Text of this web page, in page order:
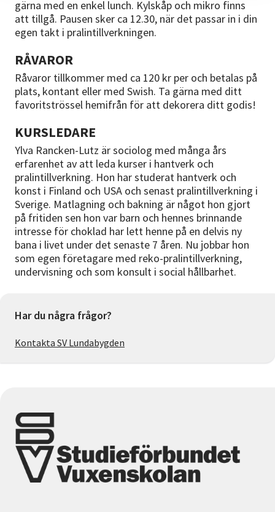
gärna med en enkel lunch. Kylskåp och mikro finns
att tillgå. Pausen sker ca 12.30, när det passar in i din
egen takt i pralintillverkningen.
RÅVAROR
Råvaror tillkommer med ca 120 kr per och betalas på
plats, kontant eller med Swish. Ta gärna med ditt
favoritströssel hemifrån för att dekorera ditt godis!
KURSLEDARE
Ylva Rancken-Lutz är sociolog med många års
erfarenhet av att leda kurser i hantverk och
pralintillverkning. Hon har studerat hantverk och
konst i Finland och USA och senast pralintillverkning i
Sverige. Matlagning och bakning är något hon gjort
på fritiden sen hon var barn och hennes brinnande
intresse för choklad har lett henne på en delvis ny
bana i livet under det senaste 7 åren. Nu jobbar hon
som egen företagare med reko-pralintillverkning,
undervisning och som konsult i social hållbarhet.
Har du några frågor?
Kontakta SV Lundabygden